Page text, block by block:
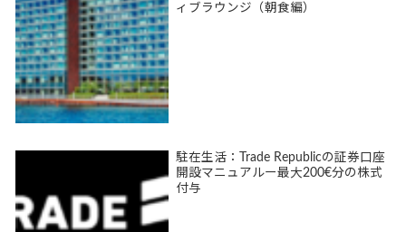
ィブラウンジ（朝食編）
駐在生活：Trade Republicの証券口座
開設マニュアルー最大200€分の株式
付与